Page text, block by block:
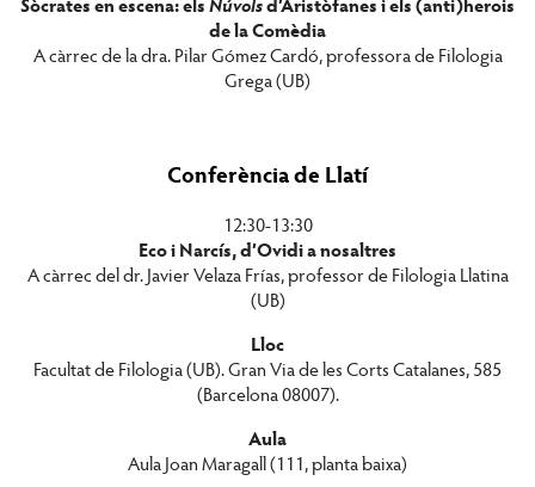
de la Comèdia
A càrrec de la dra. Pilar Gómez Cardó, professora de Filologia
Grega (UB)
Conferència de Llatí
12:30-13:30
Eco i Narcís, d’Ovidi a nosaltres
A càrrec del dr. Javier Velaza Frías, professor de Filologia Llatina
(UB)
Lloc
Facultat de Filologia (UB). Gran Via de les Corts Catalanes, 585
(Barcelona 08007).
Aula
Aula Joan Maragall (111, planta baixa)